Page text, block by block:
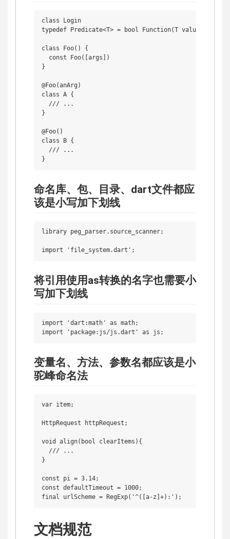
class Login
typedef Predicate<T> = bool Function(T value);
class Foo() {
  const Foo([args])
}
@Foo(anArg)
class A {
  /// ...
}
@Foo()
class B {
  /// ...
命名库、包、目录、dart文件都应
该是小写加下划线
library peg_parser.source_scanner;
将引用使用as转换的名字也需要小
写加下划线
import 'dart:math' as math;
变量名、方法、参数名都应该是小
驼峰命名法
var item;
HttpRequest httpRequest;
void align(bool clearItems){
  /// ...
}
const pi = 3.14;
const defaultTimeout = 1000;
文档规范